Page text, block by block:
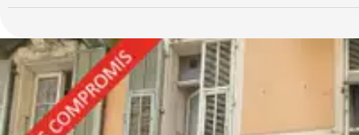
Loyer Annuel HC: 25 800 €
Le local est réparti sur 2 niveaux :
Le RDC d'une superficie de 65 m2 , composé d'une entrée ,
restaurant
Le 1er Etage d'une superficie de 29 M2 composé d'une salle de